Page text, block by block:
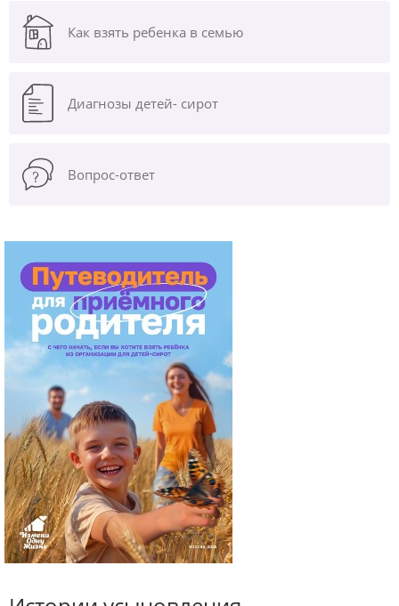
Как взять ребенка в семью
Диагнозы детей- сирот
Вопрос-ответ